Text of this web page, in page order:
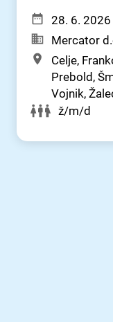
28. 6. 2026
Mercator
Celje,
Prebold,
Vojnik,
ž/m/d